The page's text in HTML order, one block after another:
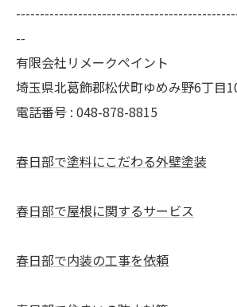
--
有限会社リメークペイント
埼玉県北葛飾郡松伏町ゆめみ野6丁目
電話番号 : 048-878-8815
春日部で塗料にこだわる外壁塗装
春日部で屋根に関するサービス
春日部で内装の工事を依頼